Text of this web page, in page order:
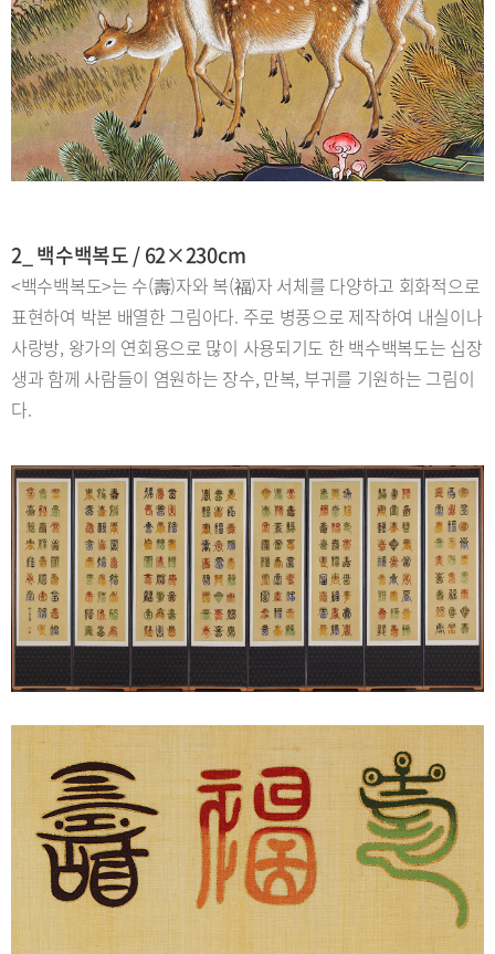
2_ 백수백복도 / 62×230cm
<백수백복도>는 수(壽)자와 복(福)자 서체를 다양하고 회화적으로
표현하여 박본 배열한 그림아다. 주로 병풍으로 제작하여 내실이나
사랑방, 왕가의 연회용으로 많이 사용되기도 한 백수백복도는 십장
생과 함께 사람들이 염원하는 장수, 만복, 부귀를 기원하는 그림이
다.